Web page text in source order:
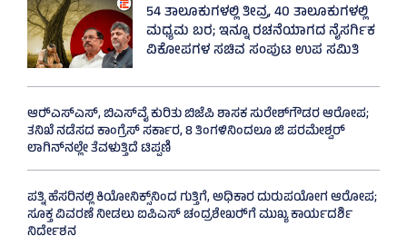
54 ತಾಲೂಕುಗಳಲ್ಲಿ ತೀವ್ರ, 40 ತಾಲೂಕುಗಳಲ್ಲಿ
ಮಧ್ಯಮ ಬರ; ಇನ್ನೂ ರಚನೆಯಾಗದ ನೈಸರ್ಗಿಕ
ವಿಕೋಪಗಳ ಸಚಿವ ಸಂಪುಟ ಉಪ ಸಮಿತಿ
ಆರ್‍‌ಎಸ್‌ಎಸ್‌, ಬಿಎಸ್‌ವೈ ಕುರಿತು ಬಿಜೆಪಿ ಶಾಸಕ ಸುರೇಶ್‌ಗೌಡರ ಆರೋಪ;
ತನಿಖೆ ನಡೆಸದ ಕಾಂಗ್ರೆಸ್‌ ಸರ್ಕಾರ, 8 ತಿಂಗಳಿನಿಂದಲೂ ಜಿ ಪರಮೇಶ್ವರ್
ಲಾಗಿನ್‌ನಲ್ಲೇ ತೆವಳುತ್ತಿದೆ ಟಿಪ್ಪಣಿ
ಪತ್ನಿ ಹೆಸರಿನಲ್ಲಿ ಕಿಯೋನಿಕ್ಸ್‌ನಿಂದ ಗುತ್ತಿಗೆ, ಅಧಿಕಾರ ದುರುಪಯೋಗ ಆರೋಪ;
ಸೂಕ್ತ ವಿವರಣೆ ನೀಡಲು ಐಪಿಎಸ್‌ ಚಂದ್ರಶೇಖರ್‍‌ಗೆ ಮುಖ್ಯ ಕಾರ್ಯದರ್ಶಿ
ನಿರ್ದೇಶನ